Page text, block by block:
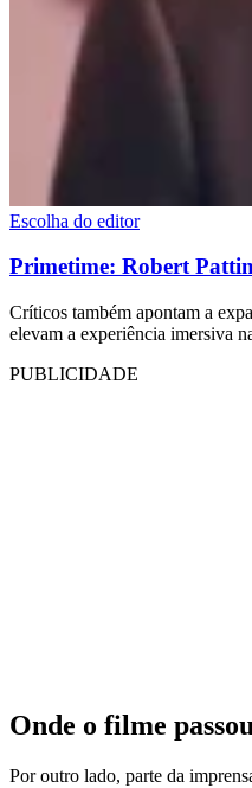
Escolha do editor
Primetime: Robert
Críticos também apontam a
elevam a experiência imersiva
PUBLICIDADE
Onde o filme
Por outro lado, parte da